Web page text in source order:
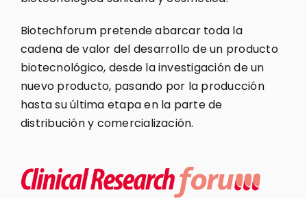
Biotechforum pretende abarcar toda la
cadena de valor del desarrollo de un producto
biotecnológico, desde la investigación de un
nuevo producto, pasando por la producción
hasta su última etapa en la parte de
distribución y comercialización.